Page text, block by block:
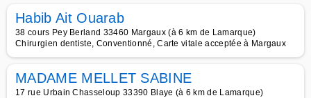
Habib Ait Ouarab
38 cours Pey Berland 33460 Margaux (à 6 km de Lamarque)
Chirurgien dentiste, Conventionné, Carte vitale acceptée à Margaux
MADAME MELLET SABINE
17 rue Urbain Chasseloup 33390 Blaye (à 6 km de Lamarque)